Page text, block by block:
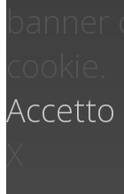
Accetto